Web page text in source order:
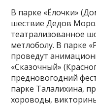
В парке «Ёлочки»
шествие Дедов
театрализованное
метлоболу. В парке
проведут
«Сказочный»
предновогодний
парке Талалихина,
хороводы,